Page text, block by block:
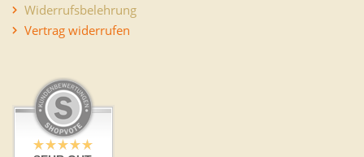
Widerrufsbelehrung
Vertrag widerrufen